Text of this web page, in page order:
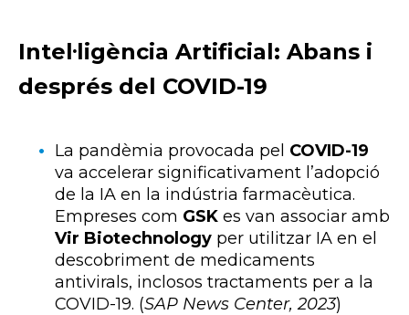
Intel·ligència Artificial: Abans i
després del COVID-19
La pandèmia provocada pel COVID-19
va accelerar significativament l’adopció
de la IA en la indústria farmacèutica.
Empreses com GSK es van associar amb
Vir Biotechnology per utilitzar IA en el
descobriment de medicaments
antivirals, inclosos tractaments per a la
COVID-19. (SAP News Center, 2023)